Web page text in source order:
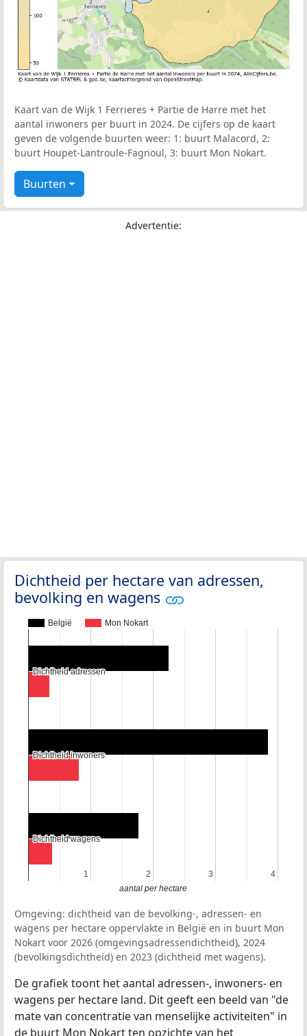
Kaart van de Wijk 1 Ferrieres + Partie de Harre met het
aantal inwoners per buurt in 2024. De cijfers op de kaart
geven de volgende buurten weer: 1: buurt Malacord, 2:
buurt Houpet-Lantroule-Fagnoul, 3: buurt Mon Nokart.
Buurten
Advertentie:
Dichtheid per hectare van adressen,
bevolking en wagens
België Mon Nokart
1
1 2
2 3
3 4
4
Dichtheid adressen
Dichtheid adressen
Dichtheid inwoners
Dichtheid inwoners
Dichtheid wagens
Dichtheid wagens
aantal per hectare
Omgeving: dichtheid van de bevolking-, adressen- en
wagens per hectare oppervlakte in België en in buurt Mon
Nokart voor 2026 (omgevingsadressendichtheid), 2024
(bevolkingsdichtheid) en 2023 (dichtheid met wagens).
De grafiek toont het aantal adressen-, inwoners- en
wagens per hectare land. Dit geeft een beeld van "de
mate van concentratie van menselijke activiteiten" in
de buurt Mon Nokart ten opzichte van het